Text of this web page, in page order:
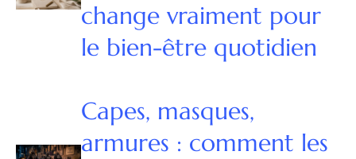
change vraiment pour
le bien-être quotidien
Capes, masques,
armures : comment les